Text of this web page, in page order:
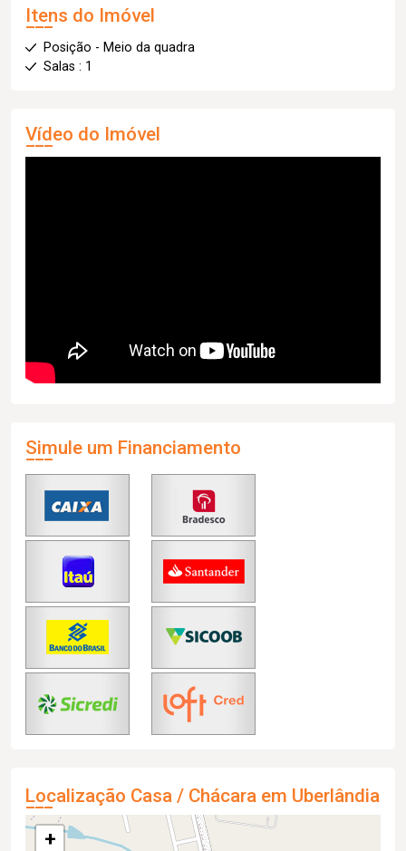
Itens do Imóvel
Posição - Meio da quadra
Salas : 1
Vídeo do Imóvel
Simule um Financiamento
Localização Casa / Chácara em Uberlândia
+